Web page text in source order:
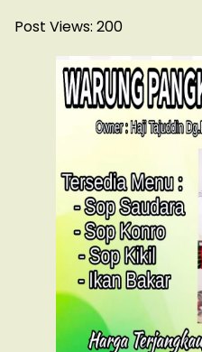
Post Views: 200